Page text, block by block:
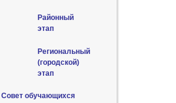
Районный
этап
Региональный
(городской)
этап
Совет обучающихся